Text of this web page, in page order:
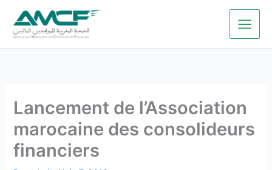
contenu
Lancement de l’Association
marocaine des consolideurs
financiers